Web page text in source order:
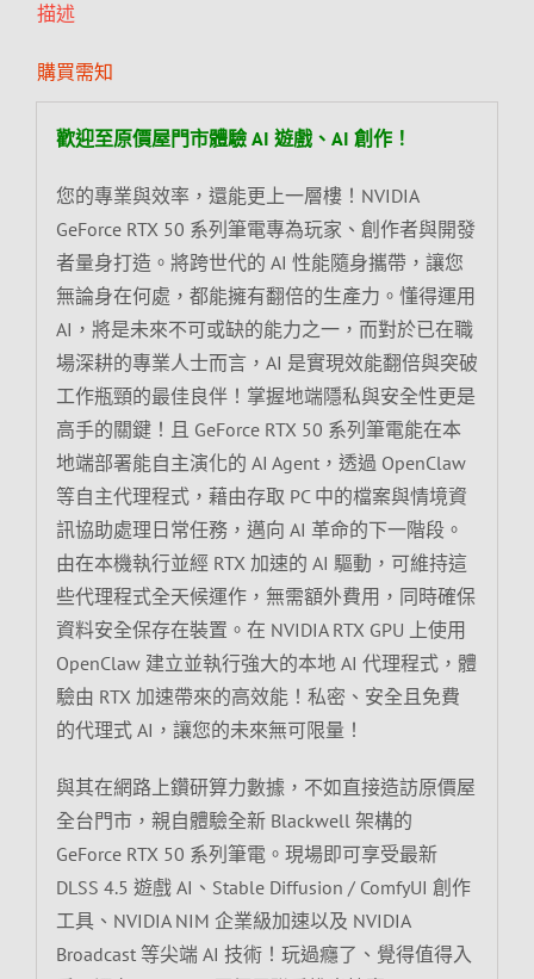
描述
購買需知
歡迎至原價屋門市體驗 AI 遊戲、AI 創作！
您的專業與效率，還能更上一層樓！NVIDIA
GeForce RTX 50 系列筆電專為玩家、創作者與開發
者量身打造。將跨世代的 AI 性能隨身攜帶，讓您
無論身在何處，都能擁有翻倍的生產力。懂得運用
AI，將是未來不可或缺的能力之一，而對於已在職
場深耕的專業人士而言，AI 是實現效能翻倍與突破
工作瓶頸的最佳良伴！掌握地端隱私與安全性更是
高手的關鍵！且 GeForce RTX 50 系列筆電能在本
地端部署能自主演化的 AI Agent，透過 OpenClaw
等自主代理程式，藉由存取 PC 中的檔案與情境資
訊協助處理日常任務，邁向 AI 革命的下一階段。
由在本機執行並經 RTX 加速的 AI 驅動，可維持這
些代理程式全天候運作，無需額外費用，同時確保
資料安全保存在裝置。在 NVIDIA RTX GPU 上使用
OpenClaw 建立並執行強大的本地 AI 代理程式，體
驗由 RTX 加速帶來的高效能！私密、安全且免費
的代理式 AI，讓您的未來無可限量！
與其在網路上鑽研算力數據，不如直接造訪原價屋
全台門市，親自體驗全新 Blackwell 架構的
GeForce RTX 50 系列筆電。現場即可享受最新
DLSS 4.5 遊戲 AI、Stable Diffusion / ComfyUI 創作
工具、NVIDIA NIM 企業級加速以及 NVIDIA
Broadcast 等尖端 AI 技術！玩過癮了、覺得值得入